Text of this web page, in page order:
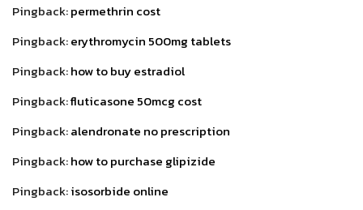
Pingback:permethrin cost
Pingback:erythromycin 500mg tablets
Pingback:how to buy estradiol
Pingback:fluticasone 50mcg cost
Pingback:alendronate no prescription
Pingback:how to purchase glipizide
Pingback:isosorbide online